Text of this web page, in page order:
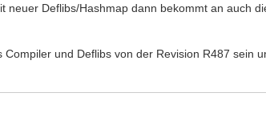
neuer Deflibs/Hashmap dann bekommt an auch
und Deflibs von der Revision R487 sein